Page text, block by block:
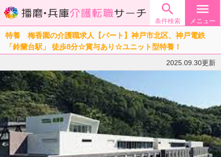

条件検索
menu
メニュー
特養 梅香園の介護職求人【パート】神戸市北区、神戸電鉄
「鈴蘭台駅」 徒歩8分☆賞与あり☆ユニット型特養！
2025.09.30更新